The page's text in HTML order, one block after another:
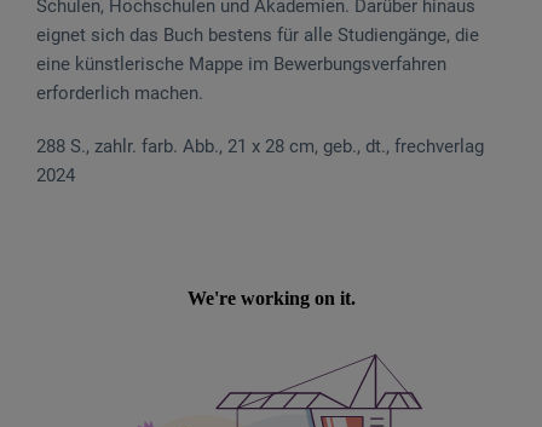
Schulen, Hochschulen und Akademien. Darüber hinaus
eignet sich das Buch bestens für alle Studiengänge, die
eine künstlerische Mappe im Bewerbungsverfahren
erforderlich machen.
288 S., zahlr. farb. Abb., 21 x 28 cm, geb., dt., frechverlag
2024